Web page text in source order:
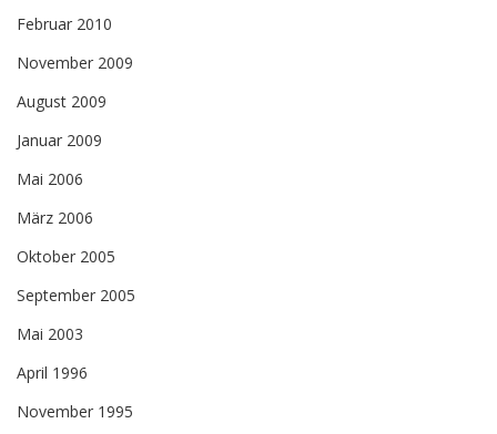
Februar 2010
November 2009
August 2009
Januar 2009
Mai 2006
März 2006
Oktober 2005
September 2005
Mai 2003
April 1996
November 1995